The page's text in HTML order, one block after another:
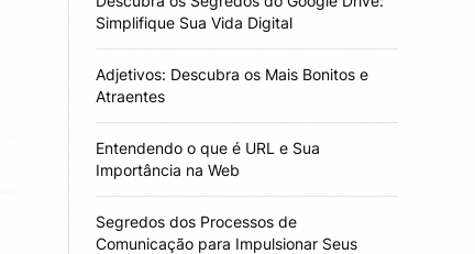
Simplifique Sua Vida Digital
Adjetivos: Descubra os Mais Bonitos e
Atraentes
Entendendo o que é URL e Sua
Importância na Web
Segredos dos Processos de
Comunicação para Impulsionar Seus